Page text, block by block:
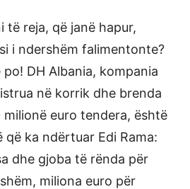
të reja, që janë hapur,
i ndershëm falimentonte?
DH Albania, kompania
në korrik dhe brenda
euro tendera, është
ka ndërtuar Edi Rama:
dhe gjoba të rënda për
miliona euro për